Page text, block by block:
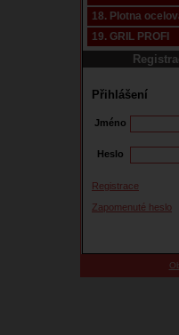
18. Plotna
19. GRIL PROFI
Přihlášení
Jméno
Heslo
Registrace
Zapomenuté heslo